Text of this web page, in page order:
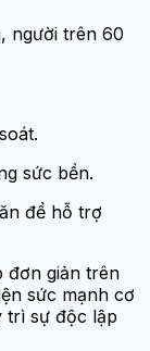
người trên 60
sức bền.
để hỗ trợ
đơn giản trên
sức mạnh cơ
trì sự độc lập